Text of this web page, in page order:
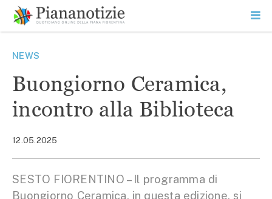
contenuto
SEARCH
NEWS
Buongiorno Ceramica,
incontro alla Biblioteca
12.05.2025
SESTO FIORENTINO – Il programma di
Buongiorno Ceramica, in questa edizione, si